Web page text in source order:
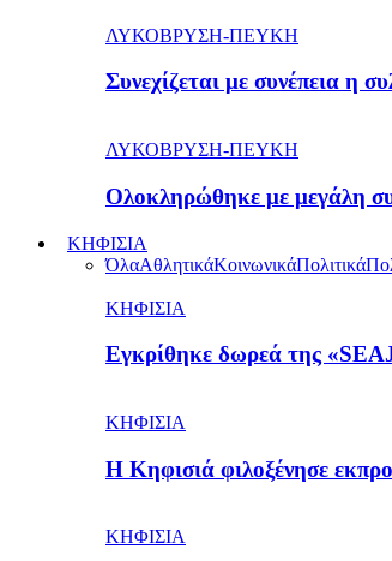
ΛΥΚΟΒΡΥΣΗ-ΠΕΥΚΗ
Συνεχίζεται με συνέπεια η
ΛΥΚΟΒΡΥΣΗ-ΠΕΥΚΗ
Ολοκληρώθηκε με μεγάλη
ΚΗΦΙΣΙΑ
ΌλαΑθλητικάΚοινωνικάΠολιτικά
ΚΗΦΙΣΙΑ
Εγκρίθηκε δωρεά της
ΚΗΦΙΣΙΑ
H Κηφισιά φιλοξένησε
ΚΗΦΙΣΙΑ